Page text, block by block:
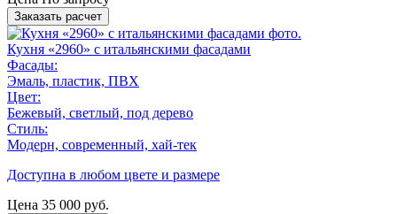
Заказать расчет
Кухня «2960» с итальянскими фасадами
Фасады:
Эмаль, пластик, ПВХ
Цвет:
Бежевый, светлый, под дерево
Стиль:
Модерн, современный, хай-тек
Доступна в любом цвете и размере
Цена 35 000 руб.